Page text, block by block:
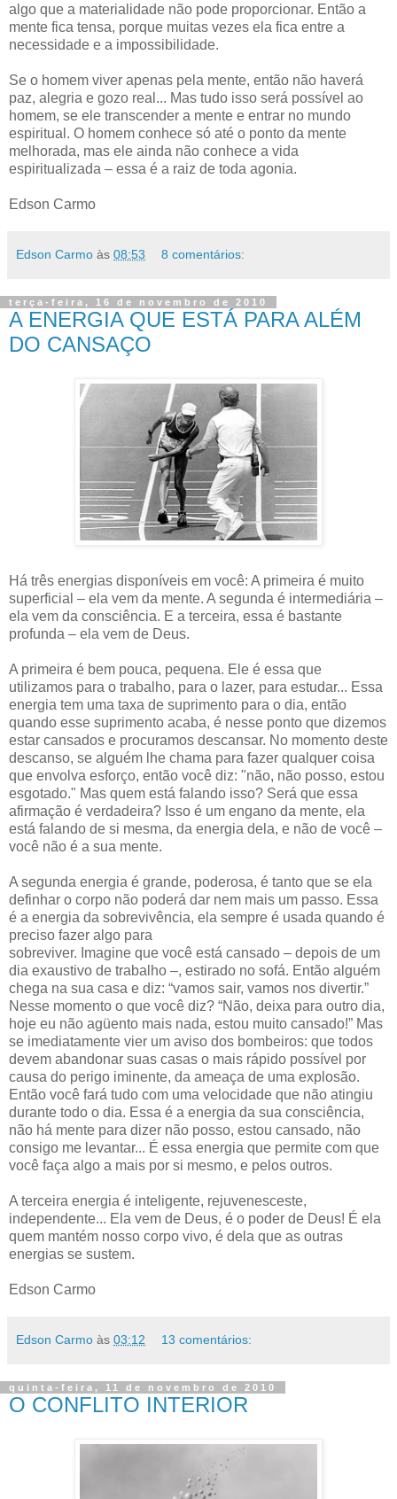
algo que a materialidade não pode proporcionar. Então a
mente fica tensa, porque muitas vezes ela fica entre a
necessidade e a impossibilidade.
Se o homem viver apenas pela mente, então não haverá
paz, alegria e gozo real... Mas tudo isso será possível ao
homem, se ele transcender a mente e entrar no mundo
espiritual. O homem conhece só até o ponto da mente
melhorada, mas ele ainda não conhece a vida
espiritualizada – essa é a raiz de toda agonia.
Edson Carmo
Edson Carmo às 08:53 8 comentários:
terça-feira, 16 de novembro de 2010
A ENERGIA QUE ESTÁ PARA ALÉM
DO CANSAÇO
Há três energias disponíveis em você: A primeira é muito
superficial – ela vem da mente. A segunda é intermediária –
ela vem da consciência. E a terceira, essa é bastante
profunda – ela vem de Deus.
A primeira é bem pouca, pequena. Ele é essa que
utilizamos para o trabalho, para o lazer, para estudar... Essa
energia tem uma taxa de suprimento para o dia, então
quando esse suprimento acaba, é nesse ponto que dizemos
estar cansados e procuramos descansar. No momento deste
descanso, se alguém lhe chama para fazer qualquer coisa
que envolva esforço, então você diz: "não, não posso, estou
esgotado." Mas quem está falando isso? Será que essa
afirmação é verdadeira? Isso é um engano da mente, ela
está falando de si mesma, da energia dela, e não de você –
você não é a sua mente.
A segunda energia é grande, poderosa, é tanto que se ela
definhar o corpo não poderá dar nem mais um passo. Essa
é a energia da sobrevivência, ela sempre é usada quando é
preciso fazer algo para
sobreviver. Imagine que você está cansado – depois de um
dia exaustivo de trabalho –, estirado no sofá. Então alguém
chega na sua casa e diz: “vamos sair, vamos nos divertir.”
Nesse momento o que você diz? “Não, deixa para outro dia,
hoje eu não agüento mais nada, estou muito cansado!” Mas
se imediatamente vier um aviso dos bombeiros: que todos
devem abandonar suas casas o mais rápido possível por
causa do perigo iminente, da ameaça de uma explosão.
Então você fará tudo com uma velocidade que não atingiu
durante todo o dia. Essa é a energia da sua consciência,
não há mente para dizer não posso, estou cansado, não
consigo me levantar... É essa energia que permite com que
você faça algo a mais por si mesmo, e pelos outros.
A terceira energia é inteligente, rejuvenesceste,
independente... Ela vem de Deus, é o poder de Deus! É ela
quem mantém nosso corpo vivo, é dela que as outras
energias se sustem.
Edson Carmo
Edson Carmo às 03:12 13 comentários:
quinta-feira, 11 de novembro de 2010
O CONFLITO INTERIOR